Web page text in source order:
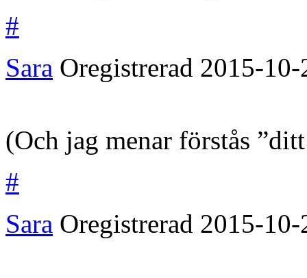
#
Sara Oregistrerad 2015-10-
(Och jag menar förstås
#
Sara Oregistrerad 2015-10-